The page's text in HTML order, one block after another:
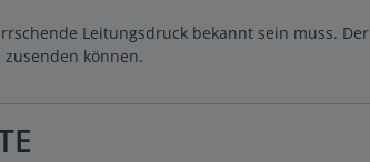
Leitungsdruck bekannt sein muss. Der
können.